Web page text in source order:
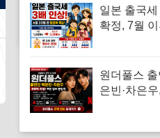
정리
일본 출국
확정, 7월
원더풀스
은빈·차은